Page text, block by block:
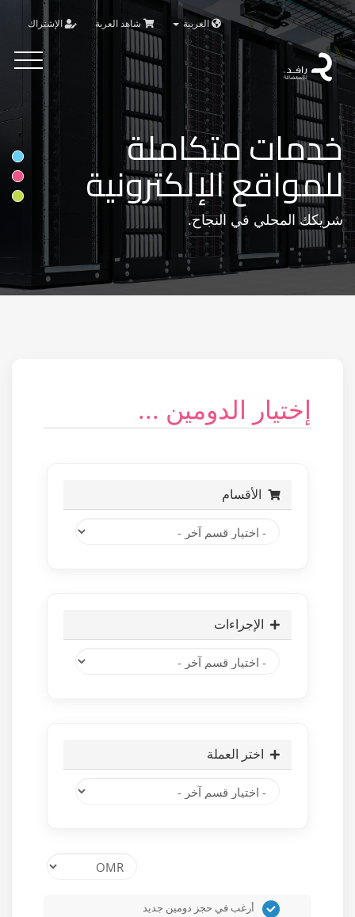
العربية شاهد العربة الإشتراك
Toggle
خدمات متكاملة
للمواقع الإلكترونية
شريكك المحلي في النجاح.
إختيار الدومين ...
الأقسام
الإجراءات
اختر العملة
أرغب في حجز دومين جديد